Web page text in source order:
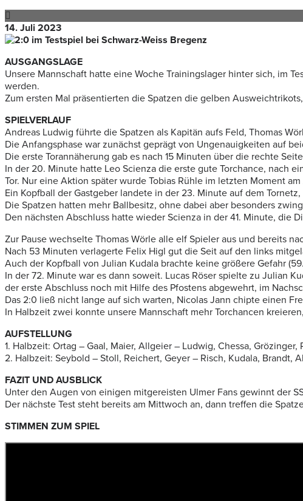
14. Juli 2023
AUSGANGSLAGE
Unsere Mannschaft hatte eine Woche Trainingslager hinter sich, im
werden.
Zum ersten Mal präsentierten die Spatzen die gelben
SPIELVERLAUF
Andreas Ludwig führte die Spatzen als Kapitän aufs Feld, Thomas
Die Anfangsphase war zunächst geprägt von Ungenauigkeiten auf
Die erste Torannäherung gab es nach 15 Minuten über die rechte
In der 20. Minute hatte Leo Scienza die erste gute Torchance, nach
Tor. Nur eine Aktion später wurde Tobias Rühle im letzten Moment
Ein Kopfball der Gastgeber landete in der 23. Minute auf dem
Die Spatzen hatten mehr Ballbesitz, ohne dabei aber besonders
Den nächsten Abschluss hatte wieder Scienza in der 41. Minute, die
Zur Pause wechselte Thomas Wörle alle elf Spieler aus und bereits
Nach 53 Minuten verlagerte Felix Higl gut die Seit auf den links
Auch der Kopfball von Julian Kudala brachte keine größere Gefahr
In der 72. Minute war es dann soweit. Lucas Röser spielte zu Julian
der erste Abschluss noch mit Hilfe des Pfostens abgewehrt, im
Das 2:0 ließ nicht lange auf sich warten, Nicolas Jann chipte einen
In Halbzeit zwei konnte unsere Mannschaft mehr Torchancen
AUFSTELLUNG
1. Halbzeit: Ortag – Gaal, Maier, Allgeier – Ludwig, Chessa, Grözinger,
2. Halbzeit: Seybold – Stoll, Reichert, Geyer – Risch, Kudala, Brandt,
FAZIT UND AUSBLICK
Unter den Augen von einigen mitgereisten Ulmer Fans gewinnt der
Der nächste Test steht bereits am Mittwoch an, dann treffen die
STIMMEN ZUM SPIEL